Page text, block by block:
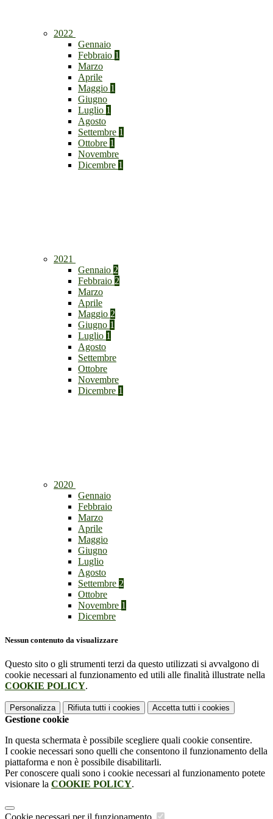
2022
Gennaio
Febbraio 1
Marzo
Aprile
Maggio 1
Giugno
Luglio 1
Agosto
Settembre 1
Ottobre 1
Novembre
Dicembre 1
2021
Gennaio 2
Febbraio 2
Marzo
Aprile
Maggio 2
Giugno 1
Luglio 1
Agosto
Settembre
Ottobre
Novembre
Dicembre 1
2020
Gennaio
Febbraio
Marzo
Aprile
Maggio
Giugno
Luglio
Agosto
Settembre 2
Ottobre
Novembre 1
Dicembre
Nessun contenuto da visualizzare
Questo sito o gli strumenti terzi da questo utilizzati si avvalgono di
cookie necessari al funzionamento ed utili alle finalità illustrate nella
COOKIE POLICY.
Personalizza Rifiuta tutti i cookies Accetta tutti i cookies
Gestione cookie
In questa schermata è possibile scegliere quali cookie consentire.
I cookie necessari sono quelli che consentono il funzionamento della
piattaforma e non è possibile disabilitarli.
Per conoscere quali sono i cookie necessari al funzionamento potete
visionare la COOKIE POLICY.